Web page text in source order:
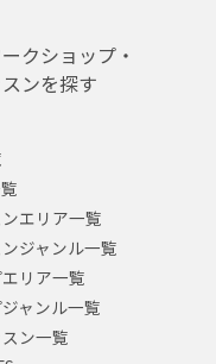
クショップ・
ンを探す
エリア一覧
ジャンル一覧
リア一覧
ャンル一覧
ン一覧